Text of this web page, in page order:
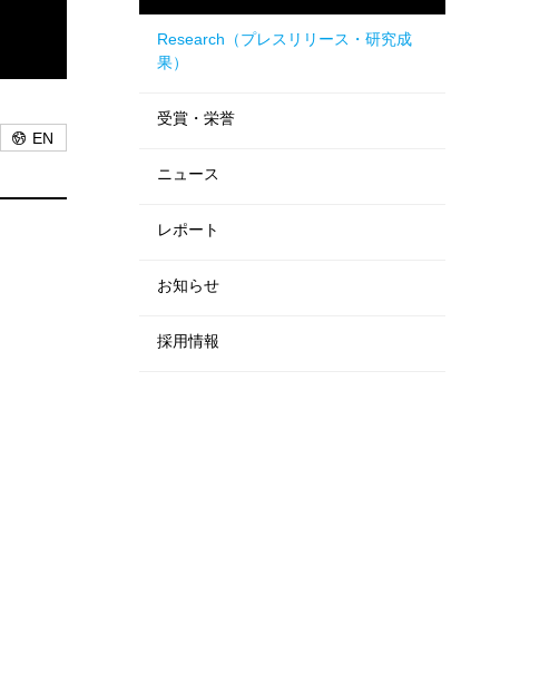
EN
Research（プレスリリース・研究成
果）
受賞・栄誉
ニュース
レポート
お知らせ
採用情報